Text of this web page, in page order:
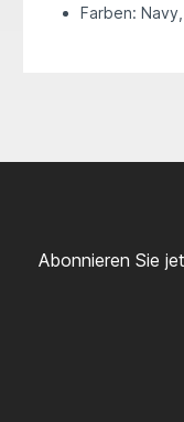
Farben:
Abonnieren Sie